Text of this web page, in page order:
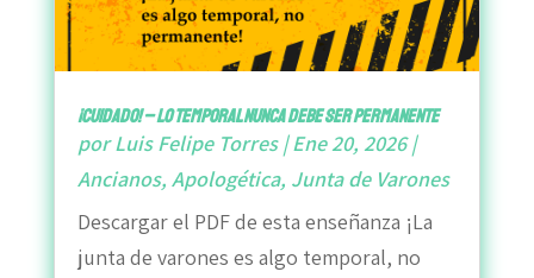
¡Cuidado! – lo temporal nunca debe ser permanente
porLuis Felipe Torres|Ene 20, 2026|
Ancianos, Apologética, Junta de Varones
Descargar el PDF de esta enseñanza ¡La
junta de varones es algo temporal, no